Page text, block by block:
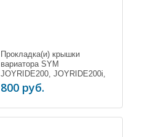
Прокладка(и) крышки
вариатора SYM
JOYRIDE200, JOYRIDE200i,
JOYRIDE200
800 руб.